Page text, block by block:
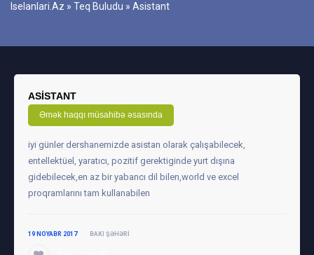
Iselanlari.az » Teq Buludu » Asistant
ASISTANT
Əmək haqqı müsahibə əsasında
iyi günler dershanemizde asistan olarak çalışabilecek,
entellektüel, yaratıcı, pozitif gerektiginde yurt dışına
gidebilecek,en az bir yabancı dil bilen,world ve excel
proqramlarını tam kullanabilen
19 NOYABR 2017 BAKI ŞƏHƏRI